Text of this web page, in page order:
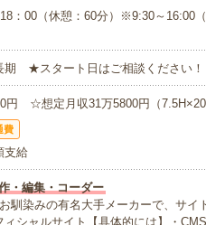
：00（休憩：60分）※9:30～16:00
期 ★スタート日はご相談ください！
円 ☆想定月収31万5800円（
費
支給
・編集・コーダー
馴染みの有名大手メーカーで、サイ
ィシャルサイト【具体的には】・